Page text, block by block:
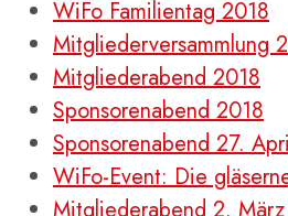
WiFo Familientag 2018
Mitgliederversammlung
Mitgliederabend 2018
Sponsorenabend 2018
Sponsorenabend 27.
WiFo-Event: Die